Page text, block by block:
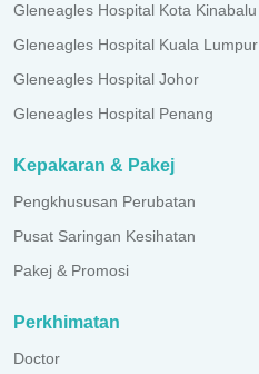
Gleneagles Hospital Kota Kinabalu
Gleneagles Hospital Kuala Lumpur
Gleneagles Hospital Johor
Gleneagles Hospital Penang
Kepakaran & Pakej
Pengkhususan Perubatan
Pusat Saringan Kesihatan
Pakej & Promosi
Perkhimatan
Doctor